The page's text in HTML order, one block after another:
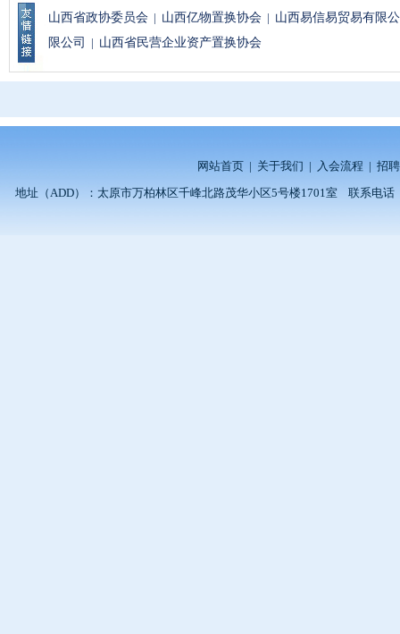
山西省政协委员会 | 山西亿物置换协会 | 山西易信易贸易有限
限公司
| 山西省民营企业资产置换协会
网站首页 | 关于我们 | 入会流程 | 招
地址（ADD）：太原市万柏林区千峰北路茂华小区5号楼1701室 联系电话